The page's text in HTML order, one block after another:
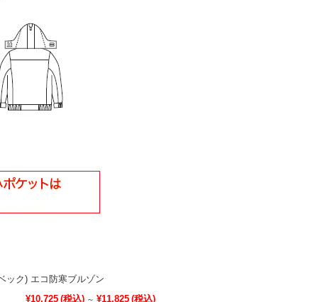
ック) エコ防寒ブルゾン
¥10,725 (税込) ～ ¥11,825 (税込)